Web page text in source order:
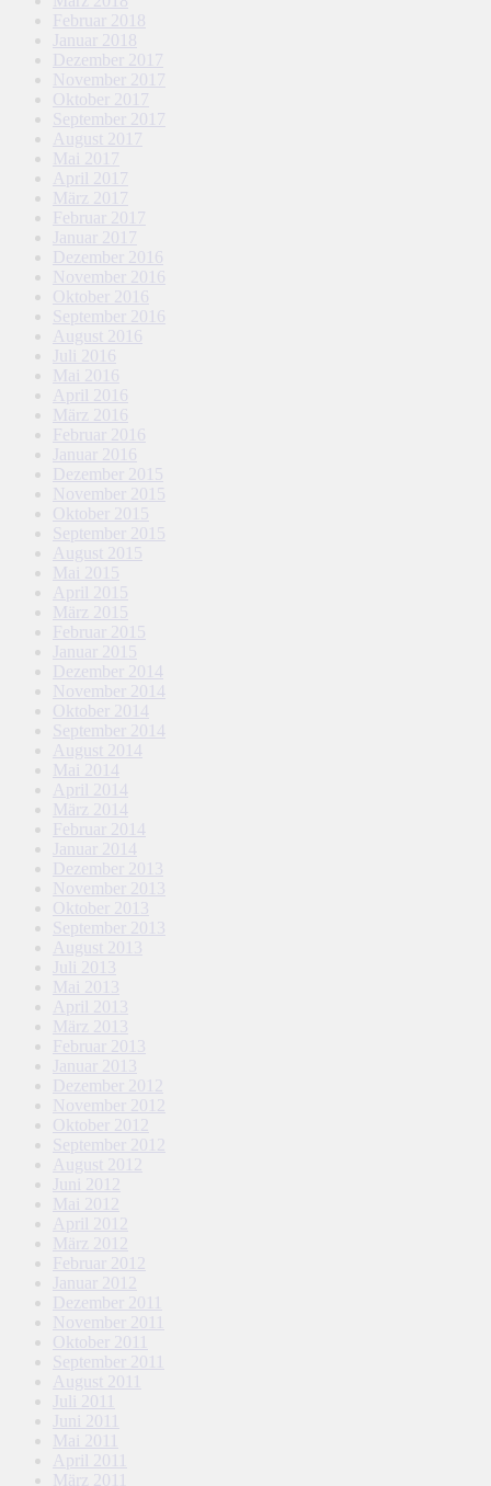
Februar 2018
Januar 2018
Dezember 2017
November 2017
Oktober 2017
September 2017
August 2017
Mai 2017
April 2017
März 2017
Februar 2017
Januar 2017
Dezember 2016
November 2016
Oktober 2016
September 2016
August 2016
Juli 2016
Mai 2016
April 2016
März 2016
Februar 2016
Januar 2016
Dezember 2015
November 2015
Oktober 2015
September 2015
August 2015
Mai 2015
April 2015
März 2015
Februar 2015
Januar 2015
Dezember 2014
November 2014
Oktober 2014
September 2014
August 2014
Mai 2014
April 2014
März 2014
Februar 2014
Januar 2014
Dezember 2013
November 2013
Oktober 2013
September 2013
August 2013
Juli 2013
Mai 2013
April 2013
März 2013
Februar 2013
Januar 2013
Dezember 2012
November 2012
Oktober 2012
September 2012
August 2012
Juni 2012
Mai 2012
April 2012
März 2012
Februar 2012
Januar 2012
Dezember 2011
November 2011
Oktober 2011
September 2011
August 2011
Juli 2011
Juni 2011
Mai 2011
April 2011
März 2011